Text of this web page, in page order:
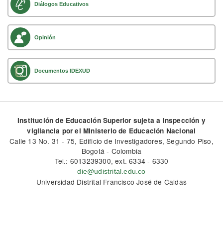
Diálogos Educativos
Opinión
Documentos IDEXUD
Institución de Educación Superior sujeta a inspección y
vigilancia por el Ministerio de Educación Nacional
Calle 13 No. 31 - 75, Edificio de Investigadores, Segundo Piso,
Bogotá - Colombia
Tel.: 6013239300, ext. 6334 - 6330
die@udistrital.edu.co
Universidad Distrital Francisco José de Caldas